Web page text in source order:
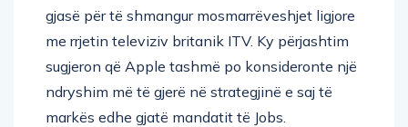
gjasë për të shmangur mosmarrëveshjet ligjore
me rrjetin televiziv britanik ITV. Ky përjashtim
sugjeron që Apple tashmë po konsideronte një
ndryshim më të gjerë në strategjinë e saj të
markës edhe gjatë mandatit të Jobs.